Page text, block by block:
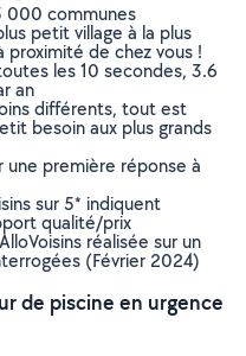
000 communes
petit village à la plus
proximité de chez vous !
les 10 secondes, 3.6
an
différents, tout est
besoin aux plus grands
une première réponse à
sur 5* indiquent
qualité/prix
réalisée sur un
(Février 2024)
de piscine en urgence